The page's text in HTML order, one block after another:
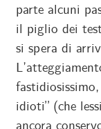
parte alcuni
il piglio dei
si spera di
idioti” (che